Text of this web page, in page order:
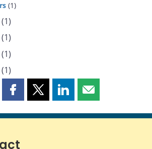
(1)
Partager
page
Facebook
Partager
page
Partager
page
Partager
page